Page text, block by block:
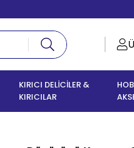
KIRICI DELİCİLER &
KIRICILAR